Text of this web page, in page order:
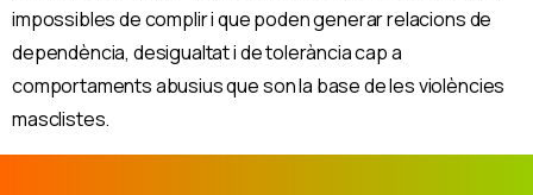
impossibles de complir i que poden generar relacions de
dependència, desigualtat i de tolerància cap a
comportaments abusius que son la base de les violències
masclistes.